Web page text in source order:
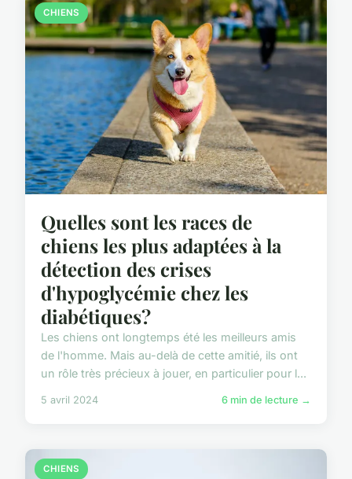
CHIENS
Quelles sont les races de
chiens les plus adaptées à la
détection des crises
d'hypoglycémie chez les
diabétiques?
Les chiens ont longtemps été les meilleurs amis
de l'homme. Mais au-delà de cette amitié, ils ont
un rôle très précieux à jouer, en particulier pour l...
5 avril 2024 6 min de lecture →
CHIENS